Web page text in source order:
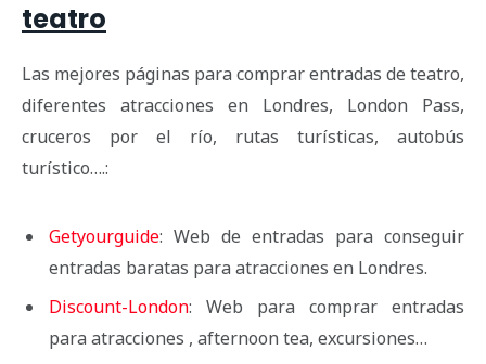
teatro
Las mejores páginas para comprar entradas de teatro,
diferentes atracciones en Londres, London Pass,
cruceros por el río, rutas turísticas, autobús
turístico….:
Getyourguide: Web de entradas para conseguir
entradas baratas para atracciones en Londres.
Discount-London: Web para comprar entradas
para atracciones , afternoon tea, excursiones…